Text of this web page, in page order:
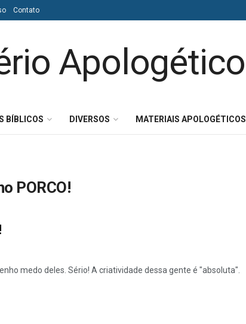
Contato
BÍBLICOS DIVERSOS MATERIAIS APOLOGÉTICOS
PORCO!
medo deles. Sério! A criatividade dessa gente é "absoluta".